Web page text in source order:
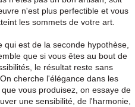
n'est plus perfectible et vous
les sommets de votre art.
qui est de la seconde hypothèse,
que si vous êtes au bout de
le résultat reste sans
cherche l'élégance dans les
vous produisez, on essaye de
une sensibilité, de l'harmonie,